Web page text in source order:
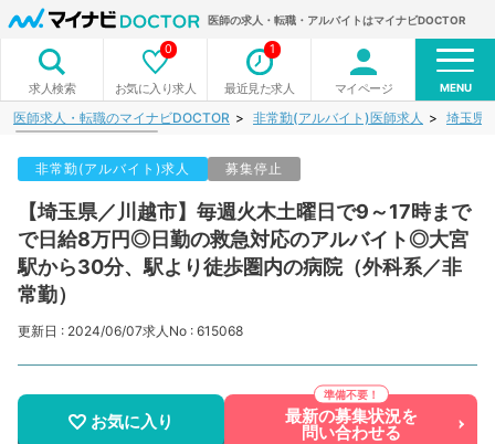
医師の求人・転職・アルバイトはマイナビDOCTOR
求人検索 お気に入り求人
0
最近見た求人
1
マイページ MENU
医師求人・転職のマイナビDOCTOR 非常勤(アルバイト)医師求人 埼玉県
非常勤(アルバイト)求人 募集停止
【埼玉県／川越市】毎週火木土曜日で9～17時まで
で日給8万円◎日勤の救急対応のアルバイト◎大宮
駅から30分、駅より徒歩圏内の病院（外科系／非
常勤）
更新日 : 2024/06/07求人No : 615068
お気に入り 最新の募集状況を
問い合わせる